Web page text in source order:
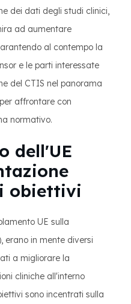
dei dati degli studi clinici,
ad aumentare
al contempo la
e le parti interessate
del CTIS nel panorama
affrontare con
normativo.
dell'UE
obiettivi
UE sulla
erano in mente diversi
a migliorare la
cliniche all'interno
sono incentrati sulla